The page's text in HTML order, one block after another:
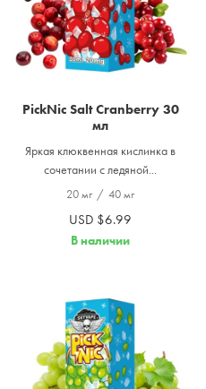
PickNic Salt Cranberry 30
мл
Яркая клюквенная кислинка в
сочетании с ледяной...
20 мг / 40 мг
USD $6.99
В наличии